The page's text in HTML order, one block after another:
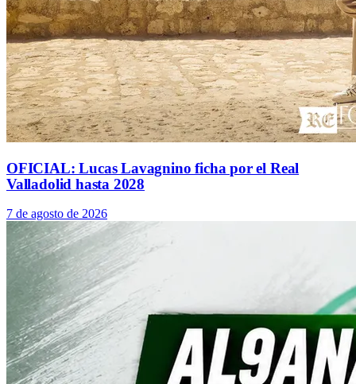
OFICIAL: Lucas Lavagnino ficha por el Real
Valladolid hasta 2028
7 de agosto de 2026